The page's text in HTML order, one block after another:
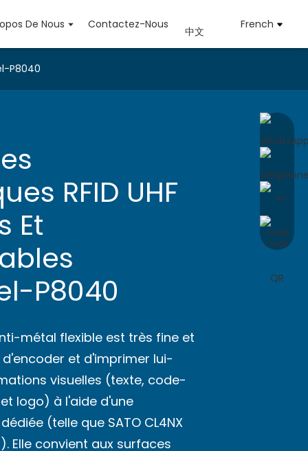
De Nous Contactez-Nous
中文
French
P8040
RFID UHF
Et
P8040
métal flexible est très fine et
et d'imprimer lui-
visuelles (texte, code-
logo) à l'aide d'une
(telle que SATO CL4NX
Elle convient aux surfaces